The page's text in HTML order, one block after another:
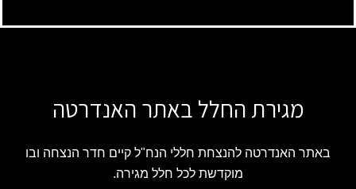
מגירת החלל באתר האנדרטה
באתר האנדרטה להנצחת חללי הנח"ל קיים חדר הנצחה ובו
מוקדשת לכל חלל מגירה.